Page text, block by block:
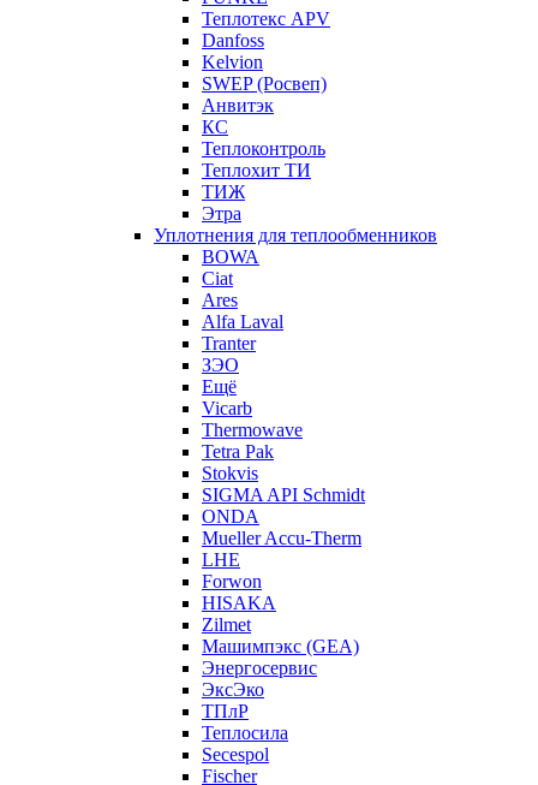
Теплотекс APV
Danfoss
Kelvion
SWEP (Росвеп)
Анвитэк
КС
Теплоконтроль
Теплохит ТИ
ТИЖ
Этра
Уплотнения для теплообменников
BOWA
Ciat
Ares
Alfa Laval
Tranter
ЗЭО
Ещё
Vicarb
Thermowave
Tetra Pak
Stokvis
SIGMA API Schmidt
ONDA
Mueller Accu-Therm
LHE
Forwon
HISAKA
Zilmet
Машимпэкс (GEA)
Энергосервис
ЭксЭко
ТПлР
Теплосила
Secespol
Fischer